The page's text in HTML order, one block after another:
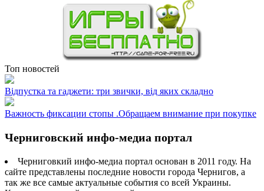
Топ новостей
Відпустка та гаджети: три звички, від яких складно
Важность фиксации стопы .Обращаем внимание при покупке
Черниговский инфо-медиа портал
Черниговкий инфо-медиа портал основан в 2011 году. На
сайте представлены последние новости города Чернигов, а
так же все самые актуальные события со всей Украины.